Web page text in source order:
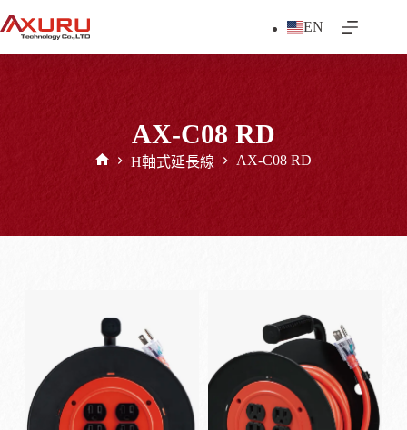
跳
至
主
EN
AX-C08 RD
H軸式延長線 AX-C08 RD